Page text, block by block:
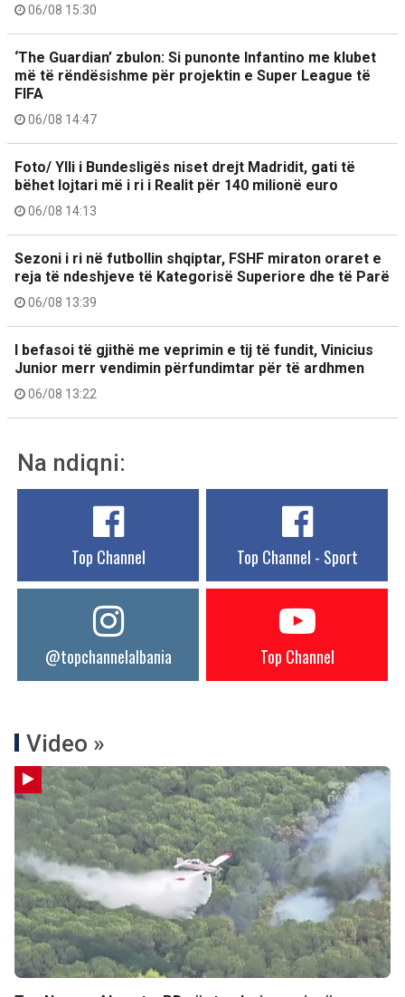
06/08 15:30
‘The Guardian’ zbulon: Si punonte Infantino me klubet
më të rëndësishme për projektin e Super League të
FIFA
06/08 14:47
Foto/ Ylli i Bundesligës niset drejt Madridit, gati të
bëhet lojtari më i ri i Realit për 140 milionë euro
06/08 14:13
Sezoni i ri në futbollin shqiptar, FSHF miraton oraret e
reja të ndeshjeve të Kategorisë Superiore dhe të Parë
06/08 13:39
I befasoi të gjithë me veprimin e tij të fundit, Vinicius
Junior merr vendimin përfundimtar për të ardhmen
06/08 13:22
Na ndiqni:
Top Channel Top Channel - Sport
@topchannelalbania Top Channel
Video »